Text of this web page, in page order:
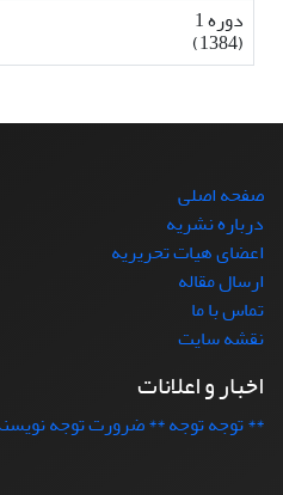
دوره 1
(1384)
صفحه اصلی
درباره نشریه
اعضای هیات تحریریه
ارسال مقاله
تماس با ما
نقشه سایت
اخبار و اعلانات
** توجه توجه ** ضرورت توجه